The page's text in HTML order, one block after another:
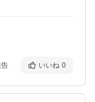
いいね 0